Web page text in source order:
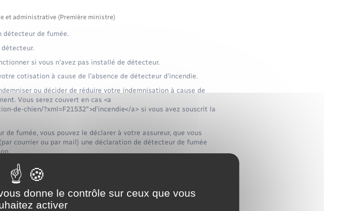
et administrative (Première ministre)
détecteur de fumée.
si vous n'avez pas installé de détecteur.
cotisation à cause de l'absence de détecteur d'incendie.
ou décider de réduire votre indemnisation à cause de
Vous serez couvert en cas <a
de-chien/?xml=F21532">d'incendie</a> si vous avez souscrit la
fumée, vous pouvez le déclarer à votre assureur, que vous
courrier ou par mail) une déclaration de détecteur de fumée
donne le contrôle sur ceux que vous
activer